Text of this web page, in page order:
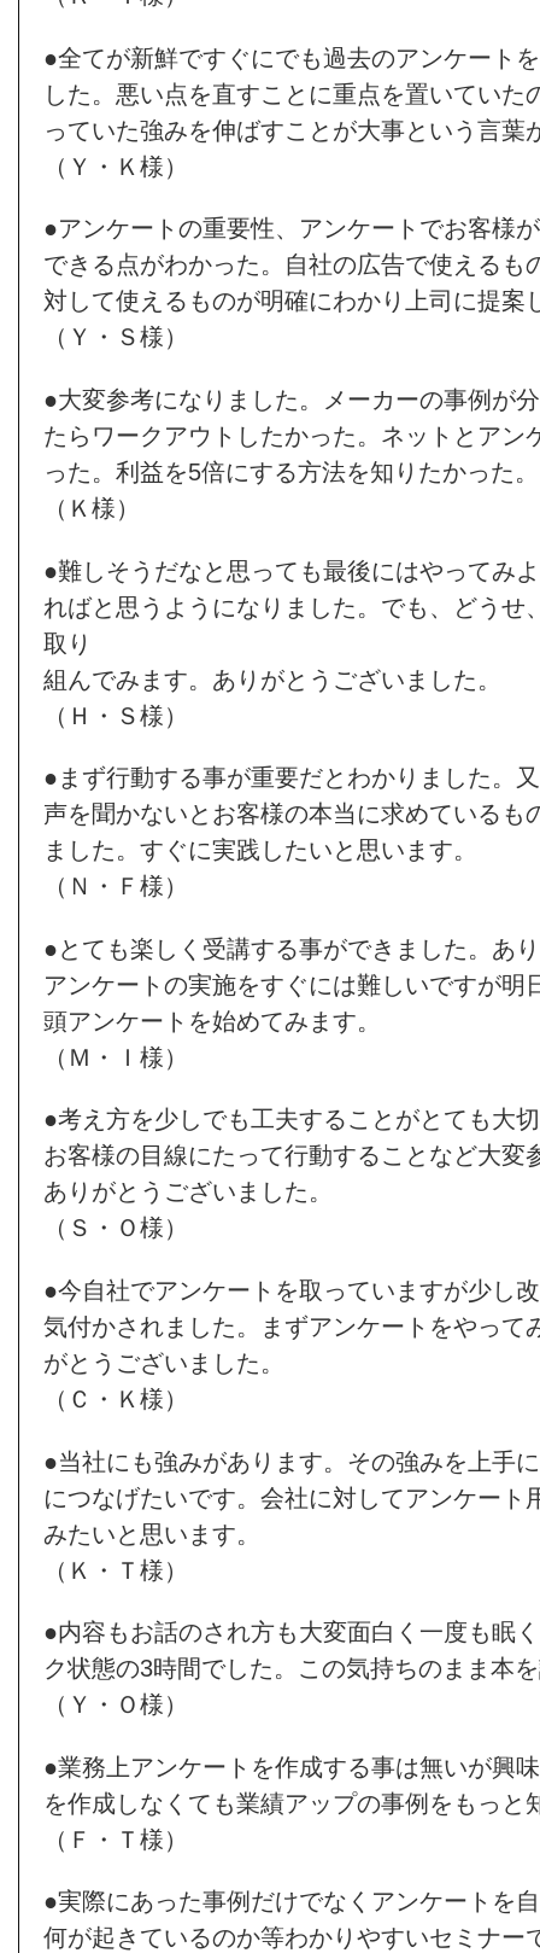
●全てが新鮮ですぐにでも過去のアンケート
した。悪い点を直すことに重点を置いていた
っていた強みを伸ばすことが大事という言葉
（Ｙ・Ｋ様）
●アンケートの重要性、アンケートでお客様
できる点がわかった。自社の広告で使えるも
対して使えるものが明確にわかり上司に提案
（Ｙ・Ｓ様）
●大変参考になりました。メーカーの事例が
たらワークアウトしたかった。ネットとアン
った。利益を5倍にする方法を知りたかった。
（Ｋ様）
●難しそうだなと思っても最後にはやってみ
ればと思うようになりました。でも、どうせ
取り
組んでみます。ありがとうございました。
（Ｈ・Ｓ様）
●まず行動する事が重要だとわかりました。
声を聞かないとお客様の本当に求めているも
ました。すぐに実践したいと思います。
（Ｎ・Ｆ様）
●とても楽しく受講する事ができました。あ
アンケートの実施をすぐには難しいですが明
頭アンケートを始めてみます。
（Ｍ・Ｉ様）
●考え方を少しでも工夫することがとても大
お客様の目線にたって行動することなど大変
ありがとうございました。
（Ｓ・Ｏ様）
●今自社でアンケートを取っていますが少し
気付かされました。まずアンケートをやって
がとうございました。
（Ｃ・Ｋ様）
●当社にも強みがあります。その強みを上手
につなげたいです。会社に対してアンケート
みたいと思います。
（Ｋ・Ｔ様）
●内容もお話のされ方も大変面白く一度も眠
ク状態の3時間でした。この気持ちのまま本
（Ｙ・Ｏ様）
●業務上アンケートを作成する事は無いが興
を作成しなくても業績アップの事例をもっと
（Ｆ・Ｔ様）
●実際にあった事例だけでなくアンケートを
何が起きているのか等わかりやすいセミナー